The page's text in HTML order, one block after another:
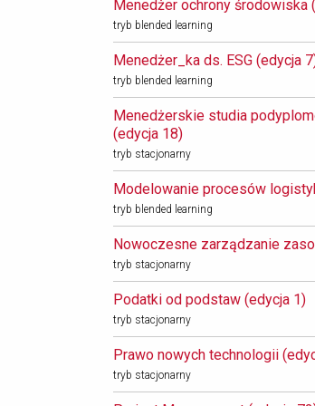
Menedżer ochrony środowiska
tryb blended learning
Menedżer_ka ds. ESG (edycja
tryb blended learning
Menedżerskie studia
(edycja 18)
tryb stacjonarny
Modelowanie procesów
tryb blended learning
Nowoczesne zarządzanie
tryb stacjonarny
Podatki od podstaw (edycja 1)
tryb stacjonarny
Prawo nowych technologii
tryb stacjonarny